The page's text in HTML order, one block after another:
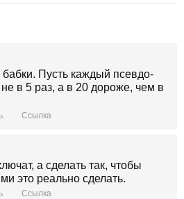
бабки. Пусть каждый псевдо-
в 5 раз, а в 20 дороже, чем в
Ссылка
а сделать так, чтобы
это реально сделать.
Ссылка